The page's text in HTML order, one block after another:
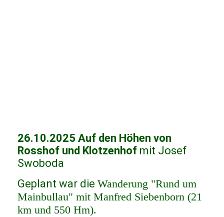
26.10.2025 Auf den Höhen von
Rosshof und Klotzenhof mit Josef
Swoboda
Geplant war die Wanderung "Rund um
Mainbullau" mit Manfred Siebenborn (21
km und 550 Hm).